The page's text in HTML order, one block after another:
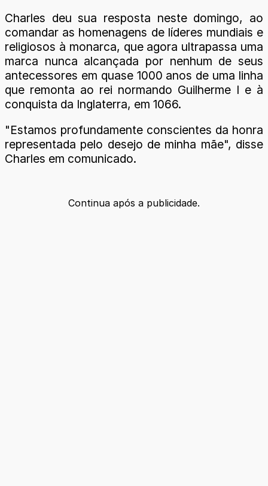
Charles deu sua resposta neste domingo, ao
comandar as homenagens de líderes mundiais e
religiosos à monarca, que agora ultrapassa uma
marca nunca alcançada por nenhum de seus
antecessores em quase 1000 anos de uma linha
que remonta ao rei normando Guilherme I e à
conquista da Inglaterra, em 1066.
"Estamos profundamente conscientes da honra
representada pelo desejo de minha mãe", disse
Charles em comunicado.
Continua após a publicidade.